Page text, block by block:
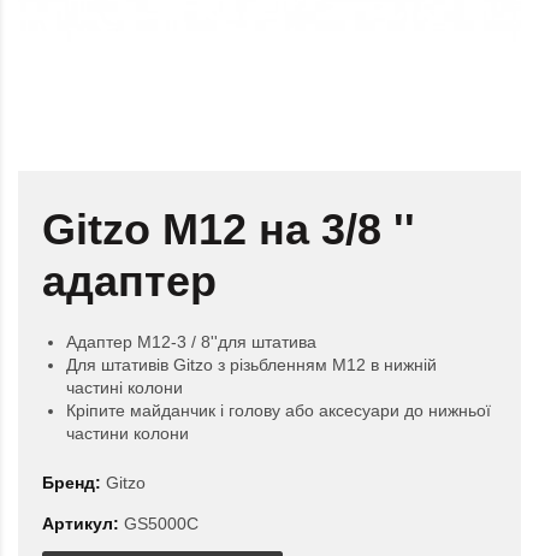
Gitzo M12 на 3/8 ''
адаптер
Адаптер M12-3 / 8''для штатива
Для штативів Gitzo з різьбленням M12 в нижній
частині колони
Кріпите майданчик і голову або аксесуари до нижньої
частини колони
Бренд: Gitzo
Артикул: GS5000C